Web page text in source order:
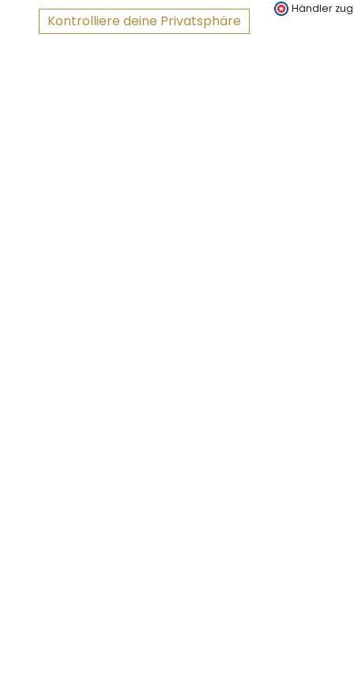
Kontrolliere deine Privatsphäre
Händler